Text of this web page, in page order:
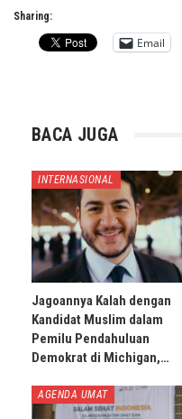
Sharing:
Email
BACA JUGA
INTERNASIONAL
Jagoannya Kalah dengan
Kandidat Muslim dalam
Pemilu Pendahuluan
Demokrat di Michigan,…
AGENDA UMAT